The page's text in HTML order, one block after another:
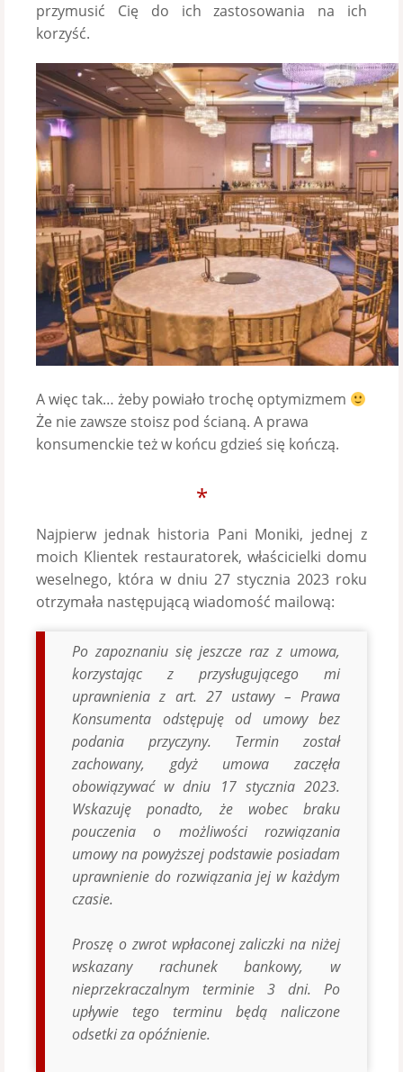
przymusić Cię do ich zastosowania na ich
korzyść.
A więc tak… żeby powiało trochę optymizmem
Że nie zawsze stoisz pod ścianą. A prawa
konsumenckie też w końcu gdzieś się kończą.
*
Najpierw jednak historia Pani Moniki, jednej z
moich Klientek restauratorek, właścicielki domu
weselnego, która w dniu 27 stycznia 2023 roku
otrzymała następującą wiadomość mailową:
Po zapoznaniu się jeszcze raz z umowa,
korzystając z przysługującego mi
uprawnienia z art. 27 ustawy – Prawa
Konsumenta odstępuję od umowy bez
podania przyczyny. Termin został
zachowany, gdyż umowa zaczęła
obowiązywać w dniu 17 stycznia 2023.
Wskazuję ponadto, że wobec braku
pouczenia o możliwości rozwiązania
umowy na powyższej podstawie posiadam
uprawnienie do rozwiązania jej w każdym
czasie.
Proszę o zwrot wpłaconej zaliczki na niżej
wskazany rachunek bankowy, w
nieprzekraczalnym terminie 3 dni. Po
upływie tego terminu będą naliczone
odsetki za opóźnienie.